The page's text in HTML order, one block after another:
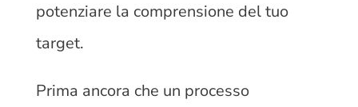
potenziare la comprensione del tuo
target.
Prima ancora che un processo